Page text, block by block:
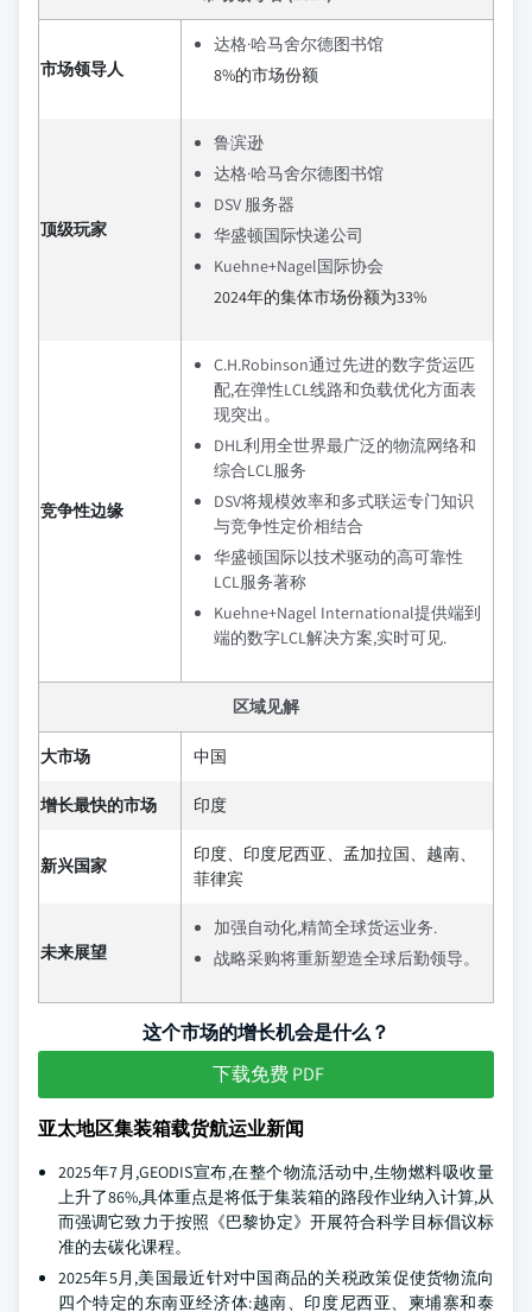
市场领导人
达格·哈马舍尔德图书馆
8%的市场份额
顶级玩家
鲁滨逊
达格·哈马舍尔德图书馆
DSV 服务器
华盛顿国际快递公司
Kuehne+Nagel国际协会
2024年的集体市场份额为33%
竞争性边缘
C.H.Robinson通过先进的数字货运匹
配,在弹性LCL线路和负载优化方面表
现突出。
DHL利用全世界最广泛的物流网络和
综合LCL服务
DSV将规模效率和多式联运专门知识
与竞争性定价相结合
华盛顿国际以技术驱动的高可靠性
LCL服务著称
Kuehne+Nagel International提供端到
端的数字LCL解决方案,实时可见.
区域见解
大市场 中国
增长最快的市场 印度
新兴国家
印度、印度尼西亚、孟加拉国、越南、
菲律宾
未来展望
加强自动化,精简全球货运业务.
战略采购将重新塑造全球后勤领导。
这个市场的增长机会是什么？
下载免费 PDF
亚太地区集装箱载货航运业新闻
2025年7月,GEODIS宣布,在整个物流活动中,生物燃料吸收量
上升了86%,具体重点是将低于集装箱的路段作业纳入计算,从
而强调它致力于按照《巴黎协定》开展符合科学目标倡议标
准的去碳化课程。
2025年5月,美国最近针对中国商品的关税政策促使货物流向
四个特定的东南亚经济体:越南、印度尼西亚、柬埔寨和泰